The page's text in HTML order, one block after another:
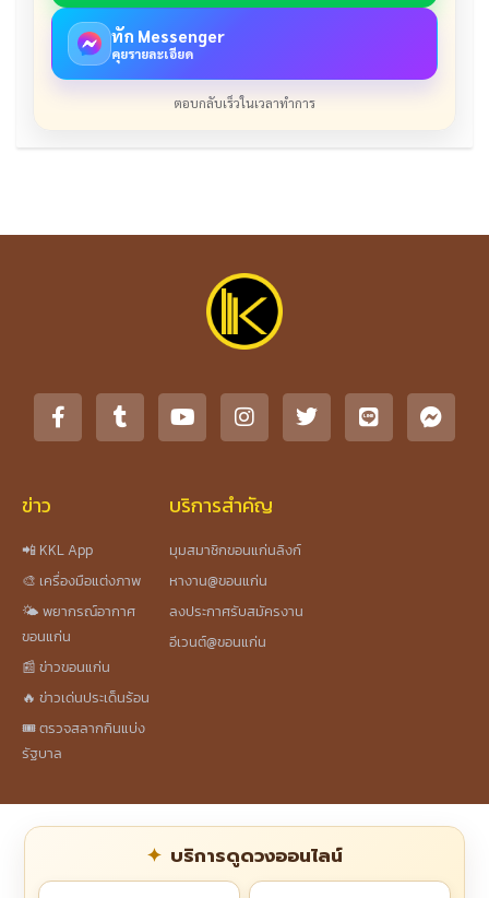
ทัก Messenger
คุยรายละเอียด
ตอบกลับเร็วในเวลาทำการ
ข่าว
📲 KKL App
🎨 เครื่องมือแต่งภาพ
🌤️ พยากรณ์อากาศ
ขอนแก่น
📰 ข่าวขอนแก่น
🔥 ข่าวเด่นประเด็นร้อน
🎟️ ตรวจสลากกินแบ่ง
รัฐบาล
บริการสำคัญ
มุมสมาชิกขอนแก่นลิงก์
หางาน@ขอนแก่น
ลงประกาศรับสมัครงาน
อีเวนต์@ขอนแก่น
บริการดูดวงออนไลน์